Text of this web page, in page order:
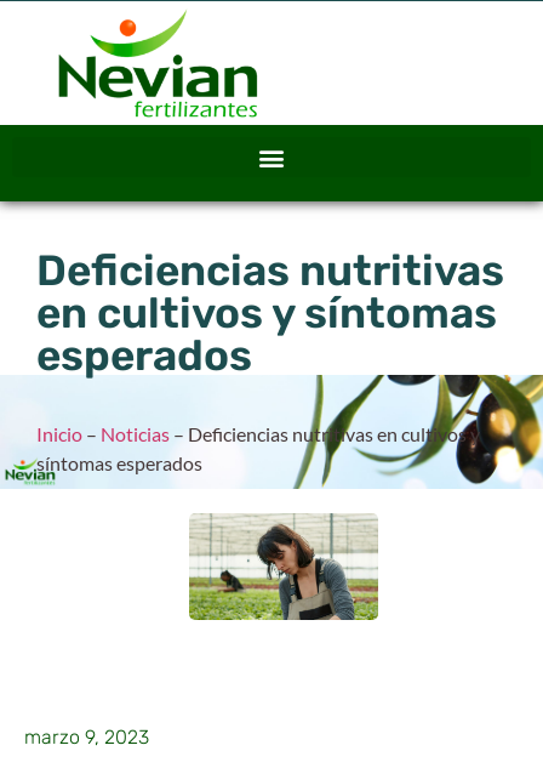
Deficiencias nutritivas
en cultivos y síntomas
esperados
Inicio – Noticias – Deficiencias nutritivas en cultivos y
síntomas esperados
marzo 9, 2023